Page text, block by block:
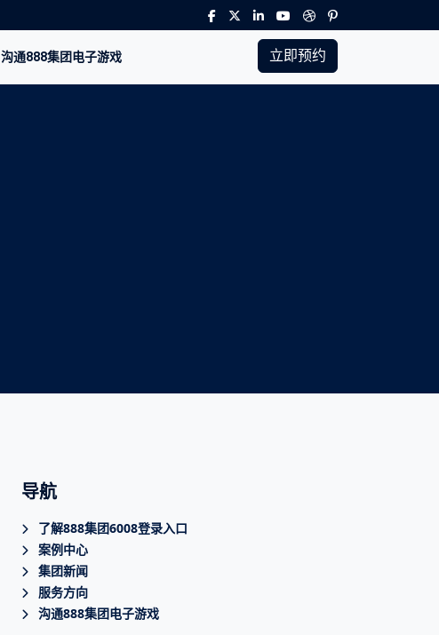
沟通888集团电子游戏 立即预约
导航
了解888集团6008登录入口
案例中心
集团新闻
服务方向
沟通888集团电子游戏